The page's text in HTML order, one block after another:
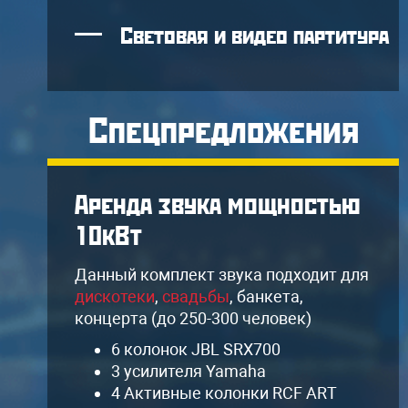
Световая и видео партитура
Спецпредложения
Аренда звука мощностью
10кВт
Данный комплект звука подходит для
дискотеки, свадьбы, банкета,
концерта (до 250-300 человек)
6 колонок JBL SRX700
3 усилителя Yamaha
4 Активные колонки RCF ART